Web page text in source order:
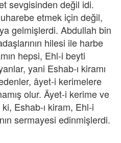
sevgisinden değil idi.
etmek için değil,
gelmişlerdi. Abdullah bin
hilesi ile harbe
hepsi, Ehl-i beyti
yani Eshab-ı kiramı
âyet-i kerimelere
olur. Âyet-i kerime ve
Eshab-ı kiram, Ehl-i
sermayesi edinmişlerdi.